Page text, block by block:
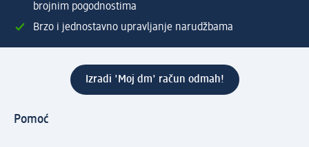
brojnim pogodnostima
Brzo i jednostavno upravljanje narudžbama
Izradi 'Moj dm' račun odmah!
Pomoć